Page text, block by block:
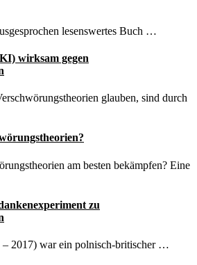
lesenswertes Buch …
wirksam gegen
glauben, sind durch
am besten bekämpfen? Eine
zu
– 2017) war ein polnisch-britischer …